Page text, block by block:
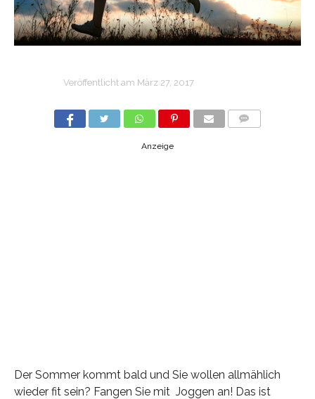
Veröffentlicht am März 27, 2017
Anzeige
Der Sommer kommt bald und Sie wollen allmählich
wieder fit sein? Fangen Sie mit Joggen an! Das ist